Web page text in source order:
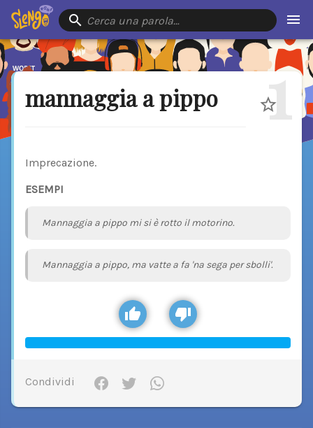
Cerca una parola…
mannaggia a pippo 1
Imprecazione.
ESEMPI
Mannaggia a pippo mi si è rotto il motorino.
Mannaggia a pippo, ma vatte a fa 'na sega per sbolli'.
Condividi